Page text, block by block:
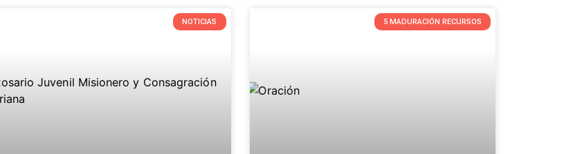
NOTICIAS 5 MADURACIÓN RECURSOS